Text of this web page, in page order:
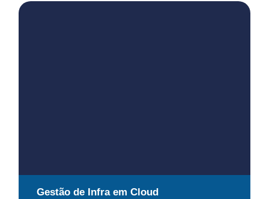
Gestão de Infra em Cloud